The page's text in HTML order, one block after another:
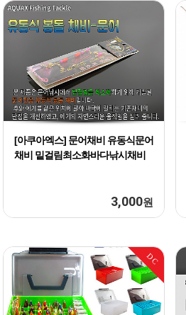
[아쿠아엑스] 문어채비 유동식문어
채비 밑걸림최소화바다낚시채비
3,000원
DC